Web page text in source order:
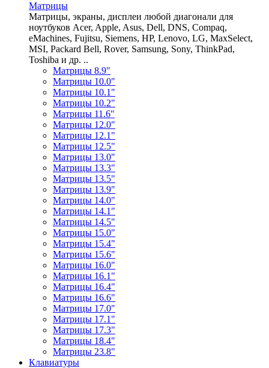
Матрицы
Матрицы, экраны, дисплеи любой диагонали для
ноутбуков Acer, Apple, Asus, Dell, DNS, Compaq,
eMachines, Fujitsu, Siemens, HP, Lenovo, LG, MaxSelect,
MSI, Packard Bell, Rover, Samsung, Sony, ThinkPad,
Toshiba и др. ..
Матрицы 8.9"
Матрицы 10.0"
Матрицы 10.1"
Матрицы 10.2"
Матрицы 11.6"
Матрицы 12.0"
Матрицы 12.1"
Матрицы 12.5"
Матрицы 13.0"
Матрицы 13.3"
Матрицы 13.5"
Матрицы 13.9"
Матрицы 14.0"
Матрицы 14.1"
Матрицы 14.5"
Матрицы 15.0"
Матрицы 15.4"
Матрицы 15.6"
Матрицы 16.0"
Матрицы 16.1"
Матрицы 16.4"
Матрицы 16.6"
Матрицы 17.0"
Матрицы 17.1"
Матрицы 17.3"
Матрицы 18.4"
Матрицы 23.8"
Клавиатуры